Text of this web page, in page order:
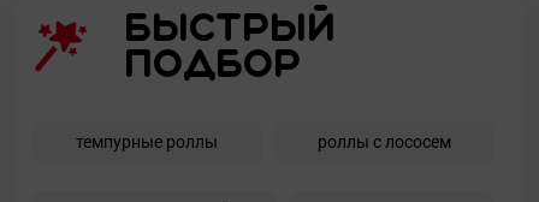
Быстрый
подбор
темпурные роллы роллы с лососем